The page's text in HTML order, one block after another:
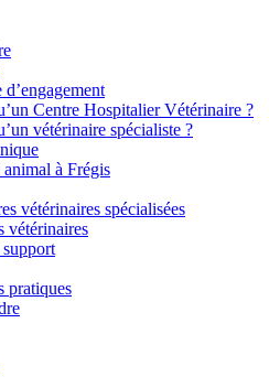
Centre Hospitalier Vétérinaire ?
vétérinaire spécialiste ?
à Frégis
vétérinaires spécialisées
vétérinaires
pratiques